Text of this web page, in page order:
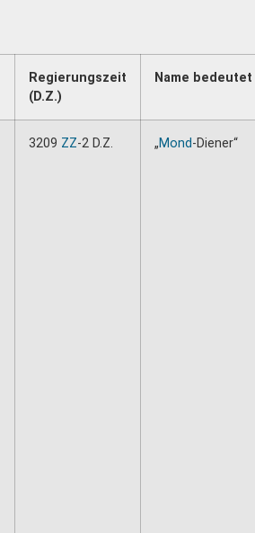
Regierungszeit
(D.Z.)
Name bedeutet
3209 ZZ-2 D.Z. „Mond-Diener“